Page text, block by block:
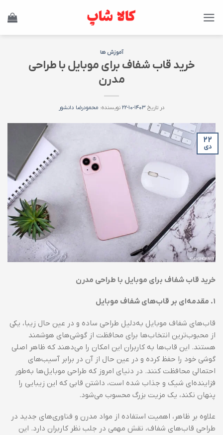
آموزش ها
خرید قاب شفاف برای موبایل با طراحی
مدرن
در تاریخ ۱۴۰۳-۱۰-۲۲ نویسنده: محمودرضا دانشور
۲۲
دی
خرید قاب شفاف برای موبایل با طراحی مدرن
۱. مقدمه‌ای بر قاب‌های شفاف موبایل
قاب‌های شفاف موبایل به‌دلیل طراحی ساده و در عین حال زیبا، یکی
از محبوب‌ترین انتخاب‌ها برای محافظت از گوشی‌های هوشمند
هستند. این قاب‌ها به کاربران این امکان را می‌دهند که ظاهر اصلی
گوشی خود را حفظ کرده و در عین حال از آن در برابر آسیب‌های
احتمالی محافظت کنند. در دنیای امروز که طراحی موبایل‌ها به‌طور
فزاینده‌ای شیک و جذاب شده است، داشتن قابی که این زیبایی را
پنهان نکند، یک مزیت بزرگ محسوب می‌شود.
علاوه بر ظاهر، اهمیت استفاده از مواد مدرن و فناوری‌های جدید در
طراحی قاب‌های شفاف، نقش مهمی در جلب نظر کاربران دارد. این